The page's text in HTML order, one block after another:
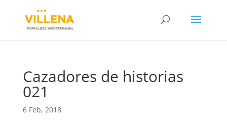
Cazadores de historias
021
6 Feb, 2018